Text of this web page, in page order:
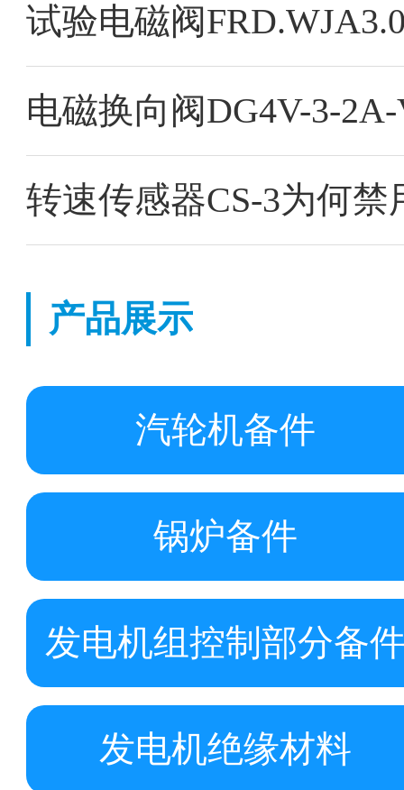
试验电磁阀
电磁换向阀DG4V-3-
转速传感器CS-3为何
产品展示
汽轮机备件
锅炉备件
发电机组控制部分备
发电机绝缘材料